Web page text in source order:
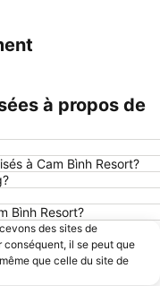
à propos de
à Cam Bình Resort?
Bình Resort?
des sites de
il se peut que
que celle du site de